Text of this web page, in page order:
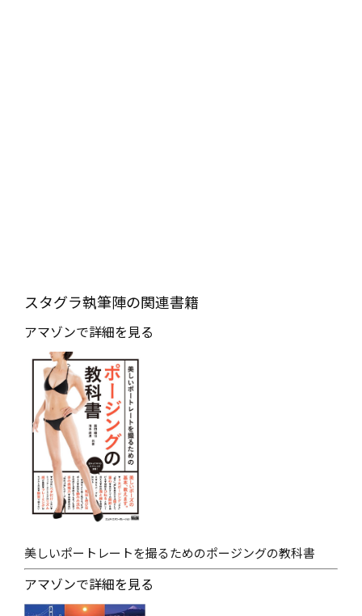
スタグラ執筆陣の関連書籍
アマゾンで詳細を見る
美しいポートレートを撮るためのポージングの教科書
アマゾンで詳細を見る